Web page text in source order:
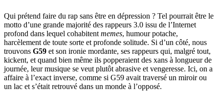
Qui prétend faire du rap sans être en dépression ? Tel pourrait être le
motto d’une grande majorité des rappeurs 3.0 issu de l’Internet
profond dans lequel cohabitent memes, humour potache,
harcèlement de toute sorte et profonde solitude. Si d’un côté, nous
trouvons G59 et son ironie mordante, ses rappeurs qui, malgré tout,
kickent, et quand bien même ils popperaient des xans à longueur de
journée, leur musique se veut plutôt abrasive et vengeresse. Ici, on a
affaire à l’exact inverse, comme si G59 avait traversé un miroir ou
un lac et s’était retrouvé dans un monde à l’opposé.